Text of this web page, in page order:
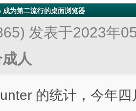
为第二流行的桌面浏览器
发表于2023年
人
的统计，今年